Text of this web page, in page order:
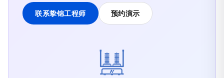
联系挚锦工程师 预约演示